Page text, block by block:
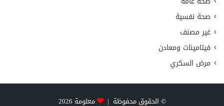
صحة نفسية
غير مصنف
فيتامينات ومعادن
مرض السكري
© الحقوق محفوظة | معلومة